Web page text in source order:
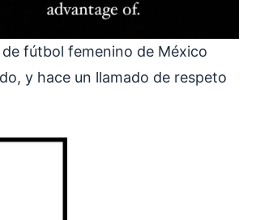
fútbol femenino de México
y hace un llamado de respeto